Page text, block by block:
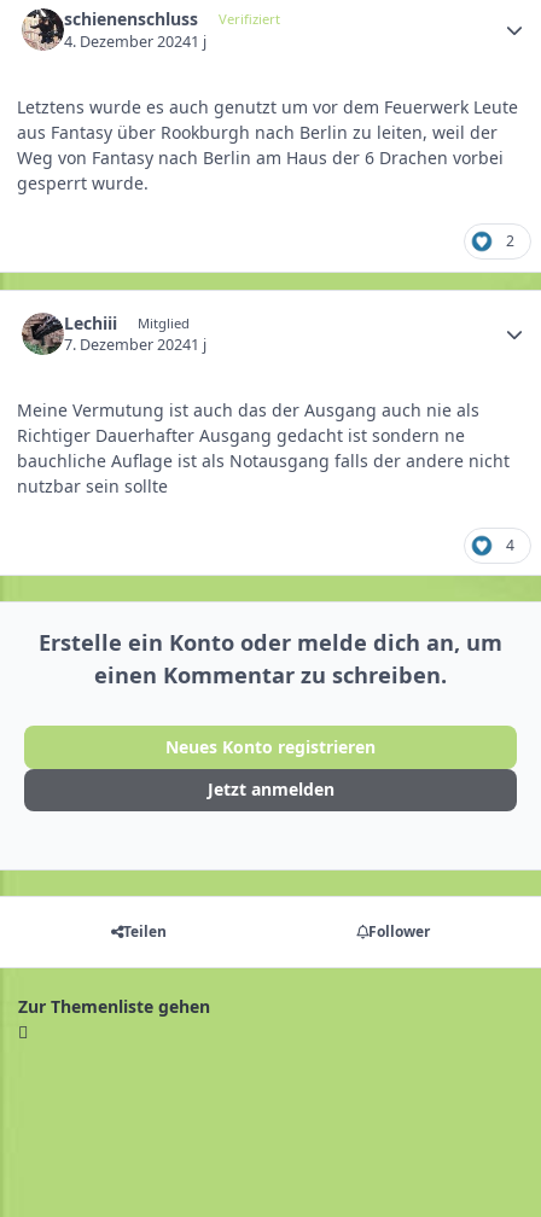
schienenschluss Verifiziert
4. Dezember 20241 j
Letztens wurde es auch genutzt um vor dem Feuerwerk Leute
aus Fantasy über Rookburgh nach Berlin zu leiten, weil der
Weg von Fantasy nach Berlin am Haus der 6 Drachen vorbei
gesperrt wurde.
2
Lechiii Mitglied
7. Dezember 20241 j
Meine Vermutung ist auch das der Ausgang auch nie als
Richtiger Dauerhafter Ausgang gedacht ist sondern ne
bauchliche Auflage ist als Notausgang falls der andere nicht
nutzbar sein sollte
4
Erstelle ein Konto oder melde dich an, um
einen Kommentar zu schreiben.
Neues Konto registrieren
Jetzt anmelden
Teilen Follower
Zur Themenliste gehen